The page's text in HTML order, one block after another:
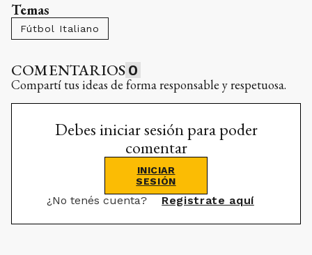
Temas
Fútbol Italiano
COMENTARIOS 0
Compartí tus ideas de forma responsable y respetuosa.
Debes iniciar sesión para poder
comentar
INICIAR
SESIÓN
¿No tenés cuenta? Registrate aquí